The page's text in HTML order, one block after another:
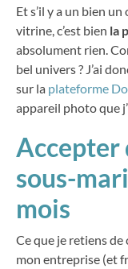
Et s’il y a un bien
vitrine, c’est bien la
absolument rien.
bel univers ? J’ai
sur la plateforme
appareil photo que
Accepter
sous-
mois
Ce que je retiens
mon entreprise (et